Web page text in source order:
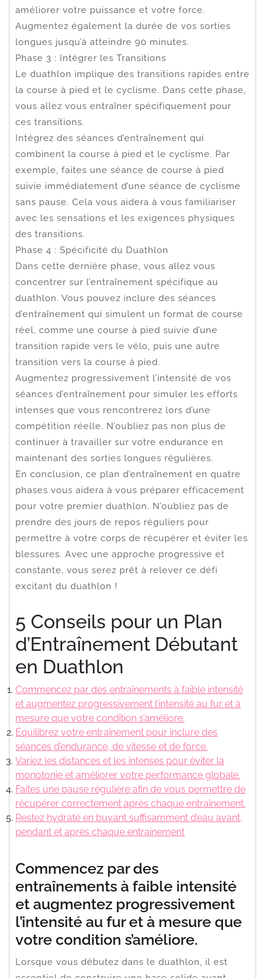
améliorer votre puissance et votre force.
Augmentez également la durée de vos sorties
longues jusqu’à atteindre 90 minutes.
Phase 3 : Intégrer les Transitions
Le duathlon implique des transitions rapides entre
la course à pied et le cyclisme. Dans cette phase,
vous allez vous entraîner spécifiquement pour
ces transitions.
Intégrez des séances d’entraînement qui
combinent la course à pied et le cyclisme. Par
exemple, faites une séance de course à pied
suivie immédiatement d’une séance de cyclisme
sans pause. Cela vous aidera à vous familiariser
avec les sensations et les exigences physiques
des transitions.
Phase 4 : Spécificité du Duathlon
Dans cette dernière phase, vous allez vous
concentrer sur l’entraînement spécifique au
duathlon. Vous pouvez inclure des séances
d’entraînement qui simulent un format de course
réel, comme une course à pied suivie d’une
transition rapide vers le vélo, puis une autre
transition vers la course à pied.
Augmentez progressivement l’intensité de vos
séances d’entraînement pour simuler les efforts
intenses que vous rencontrerez lors d’une
compétition réelle. N’oubliez pas non plus de
continuer à travailler sur votre endurance en
maintenant des sorties longues régulières.
En conclusion, ce plan d’entraînement en quatre
phases vous aidera à vous préparer efficacement
pour votre premier duathlon. N’oubliez pas de
prendre des jours de repos réguliers pour
permettre à votre corps de récupérer et éviter les
blessures. Avec une approche progressive et
constante, vous serez prêt à relever ce défi
excitant du duathlon !
5 Conseils pour un Plan
d’Entraînement Débutant
en Duathlon
Commencez par des entraînements à faible intensité
et augmentez progressivement l’intensité au fur et à
mesure que votre condition s’améliore.
Équilibrez votre entraînement pour inclure des
séances d’endurance, de vitesse et de force.
Variez les distances et les intenses pour éviter la
monotonie et améliorer votre performance globale.
Faites une pause régulière afin de vous permettre de
récupérer correctement après chaque entraînement.
Restez hydraté en buvant suffisamment d’eau avant,
pendant et après chaque entrainement
Commencez par des
entraînements à faible intensité
et augmentez progressivement
l’intensité au fur et à mesure que
votre condition s’améliore.
Lorsque vous débutez dans le duathlon, il est